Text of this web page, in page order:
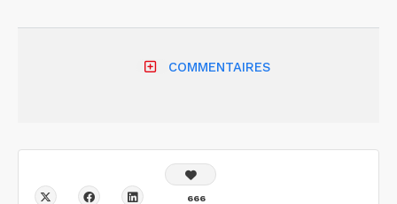
COMMENTAIRES
666